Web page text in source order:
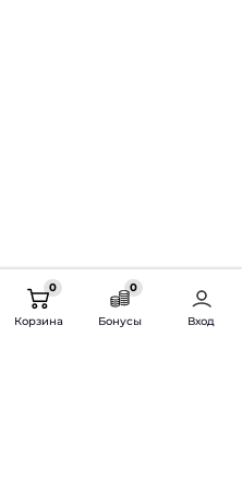
0
Корзина
0
Бонусы Вход
автозвука.
России и СНГ